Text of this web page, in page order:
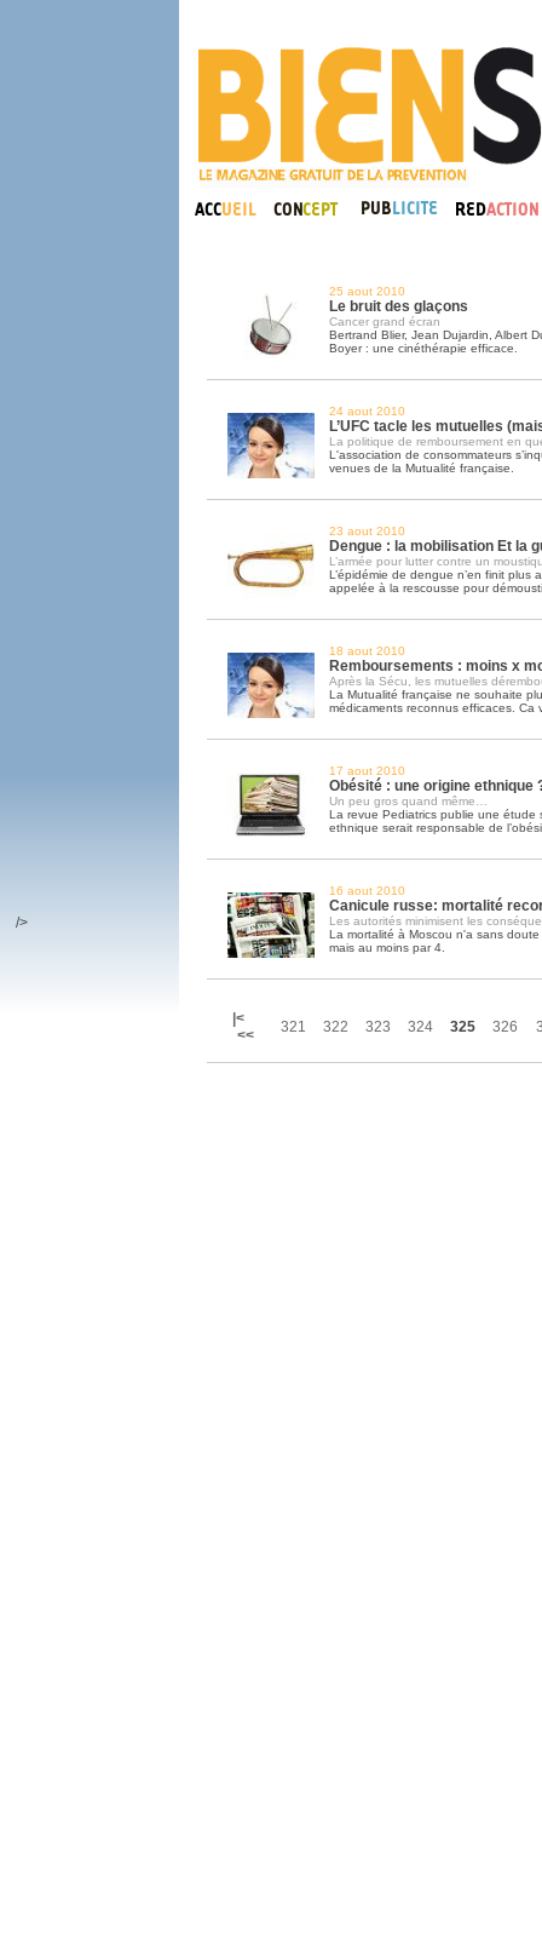
25 aout 2010
Le bruit des glaçons
Cancer grand écran
Bertrand Blier, Jean Dujardin, Albert
Boyer : une cinéthérapie efficace.
24 aout 2010
L’UFC tacle les mutuelles
La politique de remboursement en
L'association de consommateurs
venues de la Mutualité française.
23 aout 2010
Dengue : la mobilisation Et la
L’armée pour lutter contre un
L’épidémie de dengue n’en finit plus
appelée à la rescousse pour
18 aout 2010
Remboursements : moins x
Après la Sécu, les mutuelles
La Mutualité française ne souhaite
médicaments reconnus efficaces. Ca
17 aout 2010
Obésité : une origine ethnique
Un peu gros quand même…
La revue Pediatrics publie une étude
ethnique serait responsable de
16 aout 2010
Canicule russe: mortalité
Les autorités minimisent les
La mortalité à Moscou n'a sans
mais au moins par 4.
|<
<<
321 322 323 324 325 326
/>